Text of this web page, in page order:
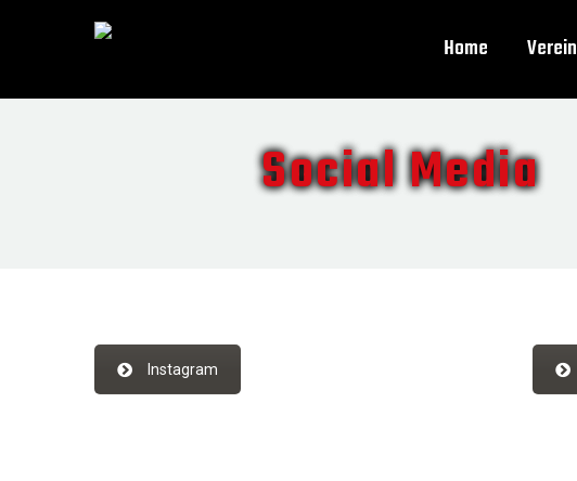
Home Verein
Social Media
Instagram